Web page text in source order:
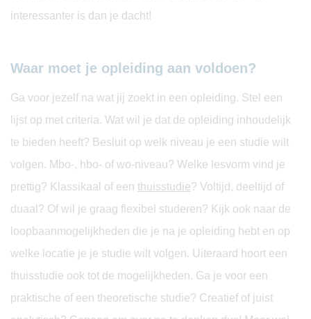
interessanter is dan je dacht!
Waar moet je opleiding aan voldoen?
Ga voor jezelf na wat jij zoekt in een opleiding. Stel een
lijst op met criteria. Wat wil je dat de opleiding inhoudelijk
te bieden heeft? Besluit op welk niveau je een studie wilt
volgen. Mbo-, hbo- of wo-niveau? Welke lesvorm vind je
prettig? Klassikaal of een thuisstudie? Voltijd, deeltijd of
duaal? Of wil je graag flexibel studeren? Kijk ook naar de
loopbaanmogelijkheden die je na je opleiding hebt en op
welke locatie je je studie wilt volgen. Uiteraard hoort een
thuisstudie ook tot de mogelijkheden. Ga je voor een
praktische of een theoretische studie? Creatief of juist